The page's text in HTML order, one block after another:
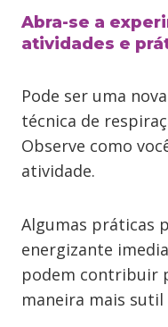
Abra-se a
atividades e
Pode ser uma
técnica de
Observe como
atividade.
Algumas práticas
energizante
podem contribuir
maneira mais